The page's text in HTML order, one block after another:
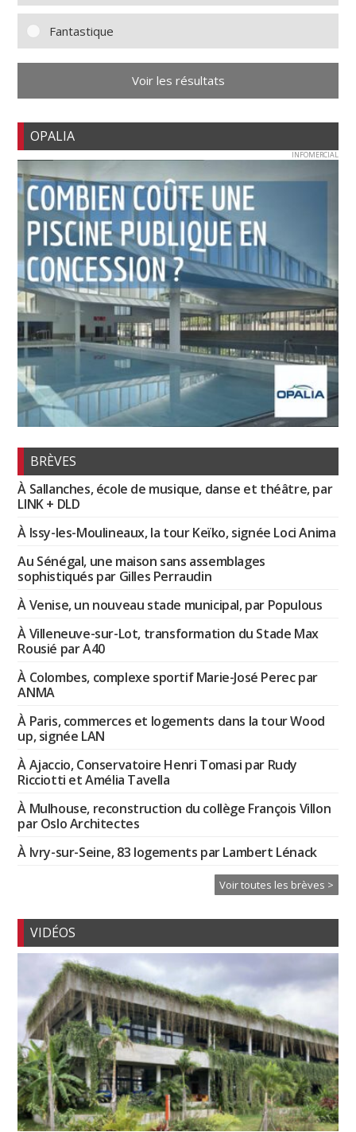
Fantastique
Voir les résultats
OPALIA
INFOMERCIAL
BRÈVES
À Sallanches, école de musique, danse et théâtre, par
LINK + DLD
À Issy-les-Moulineaux, la tour Keïko, signée Loci Anima
Au Sénégal, une maison sans assemblages
sophistiqués par Gilles Perraudin
À Venise, un nouveau stade municipal, par Populous
À Villeneuve-sur-Lot, transformation du Stade Max
Rousié par A40
À Colombes, complexe sportif Marie-José Perec par
ANMA
À Paris, commerces et logements dans la tour Wood
up, signée LAN
À Ajaccio, Conservatoire Henri Tomasi par Rudy
Ricciotti et Amélia Tavella
À Mulhouse, reconstruction du collège François Villon
par Oslo Architectes
À Ivry-sur-Seine, 83 logements par Lambert Lénack
Voir toutes les brèves >
VIDÉOS